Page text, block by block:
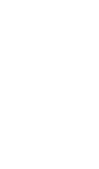
Légal